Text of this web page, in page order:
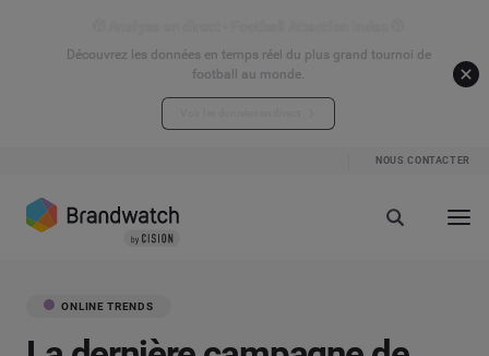
Découvrez les données en temps réel du plus grand tournoi de
football au monde.
NOUS CONTACTER
ONLINE TRENDS